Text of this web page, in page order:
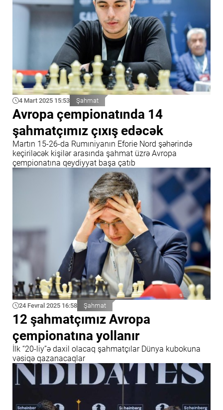
4 Mart 2025 15:53 Şahmat
Avropa çempionatında 14
şahmatçımız çıxış edəcək
Martın 15-26-da Rumıniyanın Eforie Nord şəhərində
keçiriləcək kişilər arasında şahmat üzrə Avropa
çempionatına qeydiyyat başa çatıb
24 Fevral 2025 16:58 Şahmat
12 şahmatçımız Avropa
çempionatına yollanır
İlk “20-liy”ə daxil olacaq şahmatçılar Dünya kubokuna
vəsiqə qazanacaqlar